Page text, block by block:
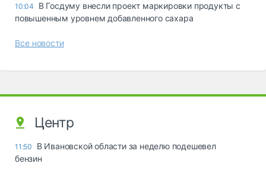
10:04
В Госдуму внесли проект маркировки продукты с
повышенным уровнем добавленного сахара
Все новости
Центр
11:50
В Ивановской области за неделю подешевел
бензин